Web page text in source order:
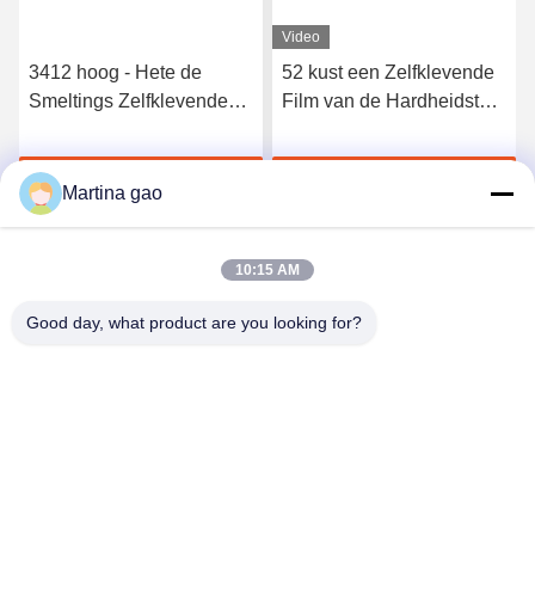
3412 hoog - Hete de
Smeltings Zelfklevende
Elastische Polyurethaan
Krijg Beste Prijs
Video
52 kust een Zelfklevende
Film van de Hardheidstpu
Naadloos Ondergoed
Martina gao
10:15 AM
Good day, what product are you looking for?